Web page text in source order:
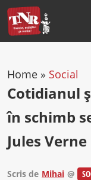
Home » Social
Cotidianul
în schimb
Jules Verne
Scris de Mihai @